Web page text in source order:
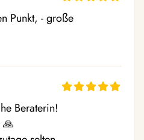
Punkt, - große
Beraterin!
🙏